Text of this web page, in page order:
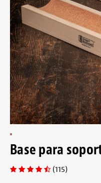
Base para
(115)